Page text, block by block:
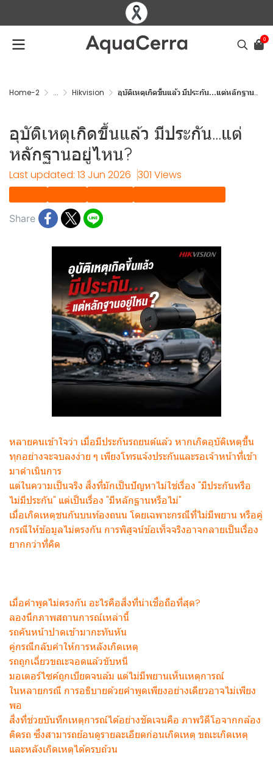
0
Home-2 ... Hikvision อุบัติเหตุเกิดขึ้นแล้ว มีประกัน...แต่หลักฐานอยู่ไหน?
อุบัติเหตุเกิดขึ้นแล้ว มีประกัน...แต่
หลักฐานอยู่ไหน?
Last updated: 13 Jun 2026 301 Views
Share
หลายคนเข้าใจว่า เมื่อมีประกันรถยนต์แล้ว หากเกิดอุบัติเหตุขึ้น
ทุกอย่างจะจบลงง่าย ๆ เพียงโทรแจ้งประกันและรอเจ้าหน้าที่เข้า
มาดำเนินการ
แต่ในความเป็นจริง สิ่งที่มักเป็นปัญหาไม่ใช่เรื่อง "มีประกันหรือ
ไม่มีประกัน" แต่เป็นเรื่อง "มีหลักฐานหรือไม่"
เมื่อเกิดเหตุชนกันบนท้องถนน โดยเฉพาะกรณีที่ไม่มีพยาน หรือคู่
กรณีให้ข้อมูลไม่ตรงกัน การพิสูจน์ข้อเท็จจริงอาจกลายเป็นเรื่อง
ยากกว่าที่คิด
เมื่อคำพูดไม่ตรงกัน อะไรคือสิ่งที่น่าเชื่อถือที่สุด?
ลองนึกภาพสถานการณ์เหล่านี้
รถคันหน้าปาดเข้ามากะทันหัน
คู่กรณีกลับคำให้การหลังเกิดเหตุ
รถถูกเฉี่ยวขณะจอดแล้วขับหนี
มอเตอร์ไซค์ถูกเบียดจนล้ม แต่ไม่มีพยานเห็นเหตุการณ์
ในหลายกรณี การอธิบายด้วยคำพูดเพียงอย่างเดียวอาจไม่เพียง
พอ
สิ่งที่ช่วยบันทึกเหตุการณ์ได้อย่างชัดเจนคือ ภาพวิดีโอจากกล้อง
ติดรถ ซึ่งสามารถย้อนดูรายละเอียดก่อนเกิดเหตุ ขณะเกิดเหตุ
และหลังเกิดเหตุได้ครบถ้วน